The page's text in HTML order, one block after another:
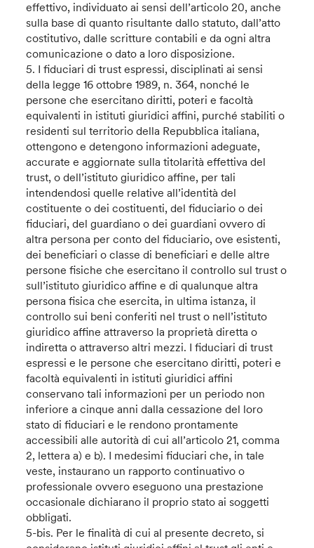
effettivo, individuato ai sensi dell’articolo 20, anche
sulla base di quanto risultante dallo statuto, dall’atto
costitutivo, dalle scritture contabili e da ogni altra
comunicazione o dato a loro disposizione.
5. I fiduciari di trust espressi, disciplinati ai sensi
della legge 16 ottobre 1989, n. 364, nonché le
persone che esercitano diritti, poteri e facoltà
equivalenti in istituti giuridici affini, purché stabiliti o
residenti sul territorio della Repubblica italiana,
ottengono e detengono informazioni adeguate,
accurate e aggiornate sulla titolarità effettiva del
trust, o dell’istituto giuridico affine, per tali
intendendosi quelle relative all’identità del
costituente o dei costituenti, del fiduciario o dei
fiduciari, del guardiano o dei guardiani ovvero di
altra persona per conto del fiduciario, ove esistenti,
dei beneficiari o classe di beneficiari e delle altre
persone fisiche che esercitano il controllo sul trust o
sull’istituto giuridico affine e di qualunque altra
persona fisica che esercita, in ultima istanza, il
controllo sui beni conferiti nel trust o nell’istituto
giuridico affine attraverso la proprietà diretta o
indiretta o attraverso altri mezzi. I fiduciari di trust
espressi e le persone che esercitano diritti, poteri e
facoltà equivalenti in istituti giuridici affini
conservano tali informazioni per un periodo non
inferiore a cinque anni dalla cessazione del loro
stato di fiduciari e le rendono prontamente
accessibili alle autorità di cui all’articolo 21, comma
2, lettera a) e b). I medesimi fiduciari che, in tale
veste, instaurano un rapporto continuativo o
professionale ovvero eseguono una prestazione
occasionale dichiarano il proprio stato ai soggetti
obbligati.
5-bis. Per le finalità di cui al presente decreto, si